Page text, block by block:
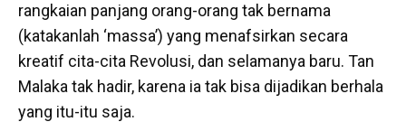
rangkaian panjang orang-orang tak bernama
(katakanlah ‘massa’) yang menafsirkan secara
kreatif cita-cita Revolusi, dan selamanya baru. Tan
Malaka tak hadir, karena ia tak bisa dijadikan berhala
yang itu-itu saja.